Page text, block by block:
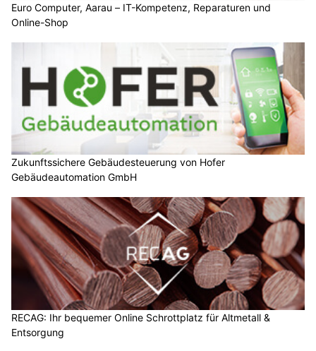
Euro Computer, Aarau – IT-Kompetenz, Reparaturen und
Online-Shop
Zukunftssichere Gebäudesteuerung von Hofer
Gebäudeautomation GmbH
RECAG: Ihr bequemer Online Schrottplatz für Altmetall &
Entsorgung